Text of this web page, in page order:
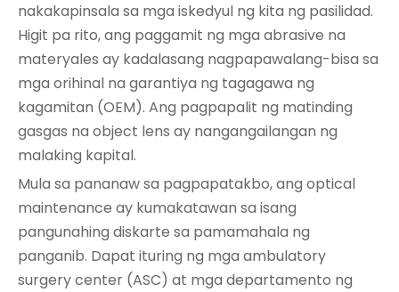
nakakapinsala sa mga iskedyul ng kita ng pasilidad.
Higit pa rito, ang paggamit ng mga abrasive na
materyales ay kadalasang nagpapawalang-bisa sa
mga orihinal na garantiya ng tagagawa ng
kagamitan (OEM). Ang pagpapalit ng matinding
gasgas na object lens ay nangangailangan ng
malaking kapital.
Mula sa pananaw sa pagpapatakbo, ang optical
maintenance ay kumakatawan sa isang
pangunahing diskarte sa pamamahala ng
panganib. Dapat ituring ng mga ambulatory
surgery center (ASC) at mga departamento ng